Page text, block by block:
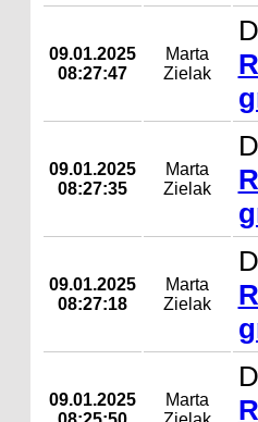
09.01.2025
08:27:47
Marta
Zielak
09.01.2025
08:27:35
Marta
Zielak
09.01.2025
08:27:18
Marta
Zielak
09.01.2025
Marta